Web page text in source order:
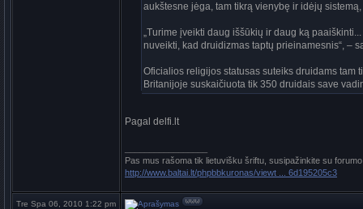
aukštesne jėga, tam tikrą vienybę ir idėjų
„Turime įveikti daug iššūkių ir daug ką
nuveikti, kad druidizmas taptų prieinamesnis“, –
Oficialios religijos statusas suteiks druidams
Britanijoje suskaičiuota tik 350 druidais save
Pagal delfi.lt
Pas mus rašoma tik lietuvišku šriftu, susipažinkite su
http://www.baltai.lt/phpbbkuronas/viewt ... 6d195205c3
Tre Spa 06, 2010 1:22 pm